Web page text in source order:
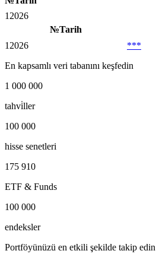
12026
№Tarih
12026 ***
En kapsamlı veri tabanını keşfedin
1 000 000
tahvi̇ller
100 000
hisse senetleri
175 910
ETF & Funds
100 000
endeksler
Portföyünüzü en etkili şekilde takip edin